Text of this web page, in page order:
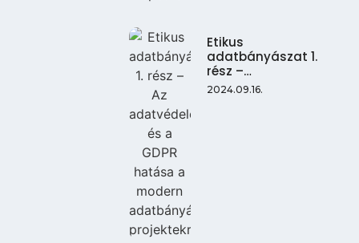
Etikus
adatbányászat 1.
rész –…
2024.09.16.